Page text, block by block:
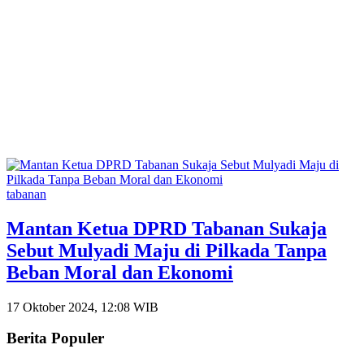
tabanan
Mantan Ketua DPRD Tabanan Sukaja
Sebut Mulyadi Maju di Pilkada Tanpa
Beban Moral dan Ekonomi
17 Oktober 2024, 12:08 WIB
Berita Populer